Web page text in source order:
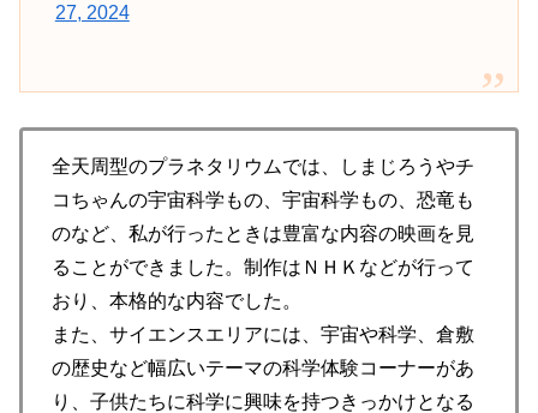
27, 2024
全天周型のプラネタリウムでは、しまじろうやチ
コちゃんの宇宙科学もの、宇宙科学もの、恐竜も
のなど、私が行ったときは豊富な内容の映画を見
ることができました。制作はＮＨＫなどが行って
おり、本格的な内容でした。
また、サイエンスエリアには、宇宙や科学、倉敷
の歴史など幅広いテーマの科学体験コーナーがあ
り、子供たちに科学に興味を持つきっかけとなる